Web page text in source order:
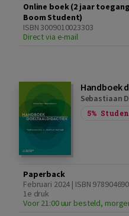
Online boek (2 jaar
Boom Student)
ISBN 3009010023303
Direct via e-mail
Handboek
Sebastiaan
5%
Paperback
Februari 2024 | ISBN
1e druk
Voor 21:00 uur besteld,